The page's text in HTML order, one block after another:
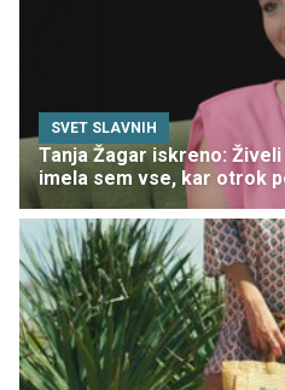
SVET SLAVNIH
Tanja Žagar iskreno:
imela sem vse, kar otrok